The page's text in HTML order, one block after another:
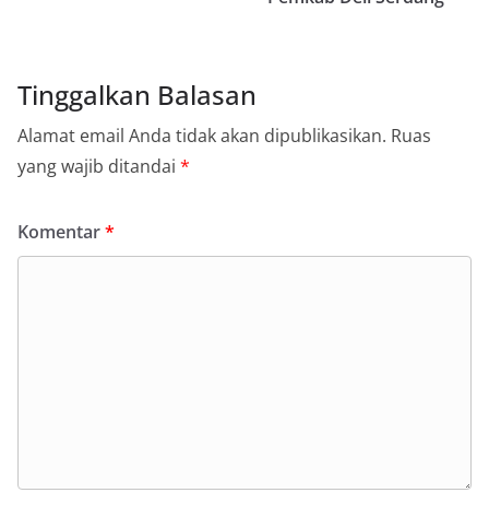
Tinggalkan Balasan
Alamat email Anda tidak akan dipublikasikan. Ruas
yang wajib ditandai *
Komentar*